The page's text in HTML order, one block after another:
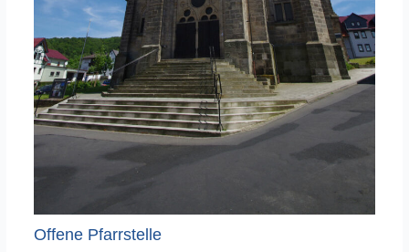
Offene Pfarrstelle